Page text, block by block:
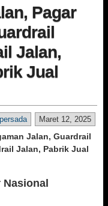
Pagar
Jalan,
Jual
Maret 12, 2025
Jalan, Guardrail
Jalan, Pabrik Jual